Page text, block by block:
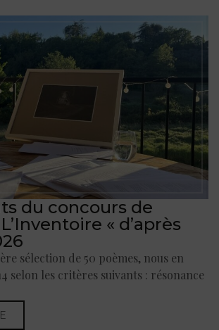
du concours de
« d’après
sélection de 50 poèmes, nous en
selon les critères suivants : résonance